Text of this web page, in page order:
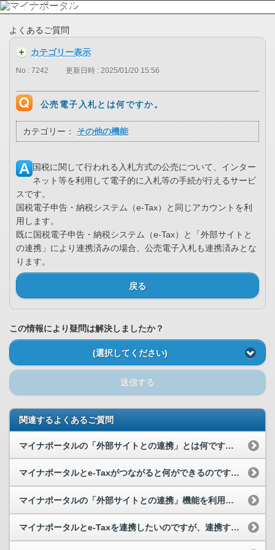
よくあるご質問
カテゴリー表示
No : 7242 更新日時 : 2025/01/20 15:56
公売電子入札とは何ですか。
カテゴリー： その他の機能
国税に関して行われる入札方式の公売について、インター
ネット等を利用して電子的に入札等の手続が行えるサービ
スです。
国税電子申告・納税システム（e-Tax）と同じアカウントを利
用します。
既に国税電子申告・納税システム（e-Tax）と「外部サイトと
の連携」により連携済みの場合、公売電子入札も連携済みとな
ります。
戻る
この情報により疑問は解決しましたか？
(選択してください)
送信する
関連するよくあるご質問
マイナポータルの「外部サイトとの連携」とは何ですか。
マイナポータルとe-Taxがつながると何ができるのですか。
マイナポータルの「外部サイトとの連携」機能を利用して、連携することができませんでした。お問い合...
マイナポータルとe-Taxを連携したいのですが、連携することができません。